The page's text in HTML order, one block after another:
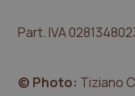
Part. IVA
© Photo: Tiziano